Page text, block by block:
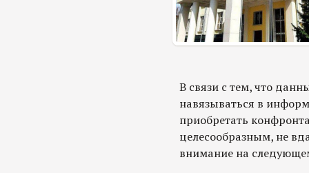
В связи с тем, что
навязываться в
приобретать
целесообразным, не
внимание на